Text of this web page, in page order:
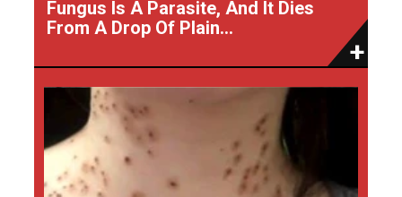
Fungus Is A Parasite, And It Dies
From A Drop Of Plain...